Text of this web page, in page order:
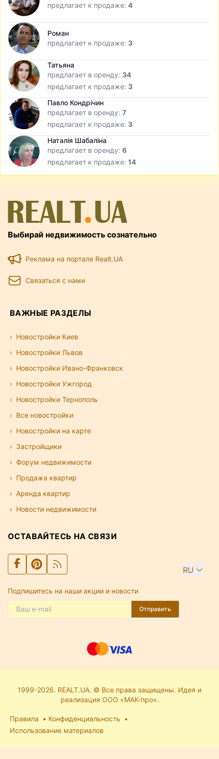
предлагает к продаже: 4
Роман
предлагает к продаже: 3
Татьяна
предлагает в оренду: 34
предлагает к продаже: 3
Павло Кондрічин
предлагает в оренду: 7
предлагает к продаже: 3
Наталія Шабаліна
предлагает в оренду: 6
предлагает к продаже: 14
Выбирай недвижимость сознательно
Реклама на портале Realt.UA
Связаться с нами
ВАЖНЫЕ РАЗДЕЛЫ
Новостройки Киев
Новостройки Львов
Новостройки Ивано-Франковск
Новостройки Ужгород
Новостройки Тернополь
Все новостройки
Новостройки на карте
Застройщики
Форум недвижимости
Продажа квартир
Аренда квартир
Новости недвижимости
ОСТАВАЙТЕСЬ НА СВЯЗИ
RU
Подпишитесь на наши акции и новости
Отправить
1999-2026. REALT.UA. © Все права защищены. Идея и
реализация ООО «МАК-про».
Правила
Конфиденциальность
Использование материалов